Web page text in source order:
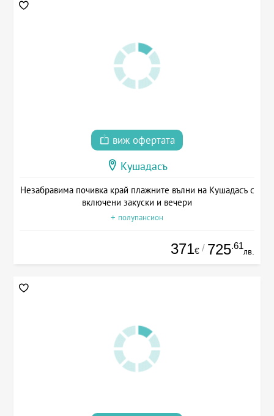
виж офертата
Кушадасъ
Незабравима почивка край плажните вълни на Кушадасъ с
включени закуски и вечери
+ полупансион
371€ / 725.61
лв.